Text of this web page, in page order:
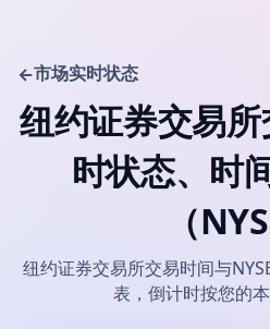
←市场实时状态
纽约证券交易
时状态、时
（
纽约证券交易所交易时间与
表，倒计时按您的本